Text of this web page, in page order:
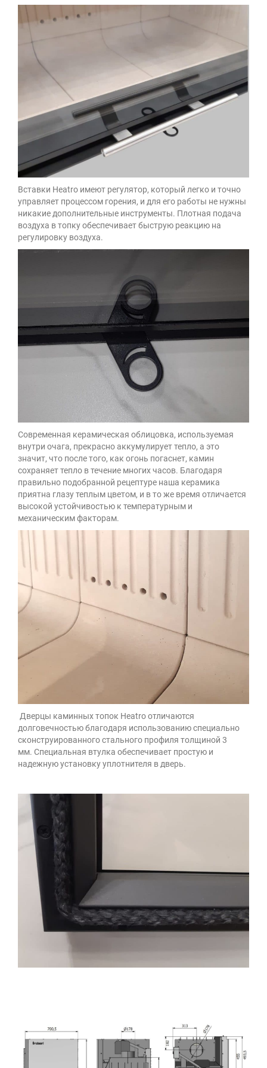
Вставки Heatro имеют регулятор, который легко и точно
управляет процессом горения, и для его работы не нужны
никакие дополнительные инструменты. Плотная подача
воздуха в топку обеспечивает быструю реакцию на
регулировку воздуха.
Современная керамическая облицовка, используемая
внутри очага, прекрасно аккумулирует тепло, а это
значит, что после того, как огонь погаснет, камин
сохраняет тепло в течение многих часов. Благодаря
правильно подобранной рецептуре наша керамика
приятна глазу теплым цветом, и в то же время отличается
высокой устойчивостью к температурным и
механическим факторам.
Дверцы каминных топок Heatro отличаются
долговечностью благодаря использованию специально
сконструированного стального профиля толщиной 3
мм. Специальная втулка обеспечивает простую и
надежную установку уплотнителя в дверь.